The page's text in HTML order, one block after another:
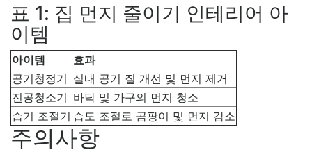
표 1: 집 먼지 줄이기 인테리어 아
이템
아이템
효과
공기청정기 실내 공기 질 개선 및 먼지 제거
진공청소기 바닥 및 가구의 먼지 청소
습기 조절기 습도 조절로 곰팡이 및 먼지 감소
주의사항